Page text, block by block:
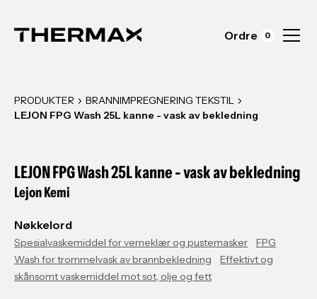
Ordre 0
PRODUKTER
BRANNIMPREGNERING TEKSTIL
LEJON FPG Wash 25L kanne - vask av bekledning
LEJON FPG Wash 25L kanne - vask av bekledning
Lejon Kemi
Nøkkelord
Spesialvaskemiddel for verneklær og pustemasker
FPG
Wash for trommelvask av brannbekledning
Effektivt og
skånsomt vaskemiddel mot sot, olje og fett